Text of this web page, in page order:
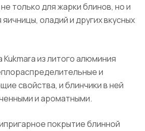
только для жарки блинов, но и
оладий и других вкусных
из литого алюминия
и
свойства, и блинчики в ней
и ароматными.
покрытие блинной